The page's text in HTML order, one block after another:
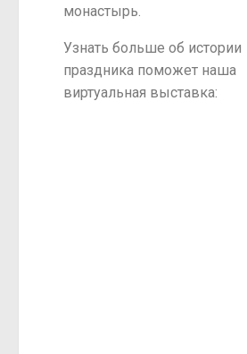
монастырь.
Узнать больше об истории
праздника поможет наша
виртуальная выставка: